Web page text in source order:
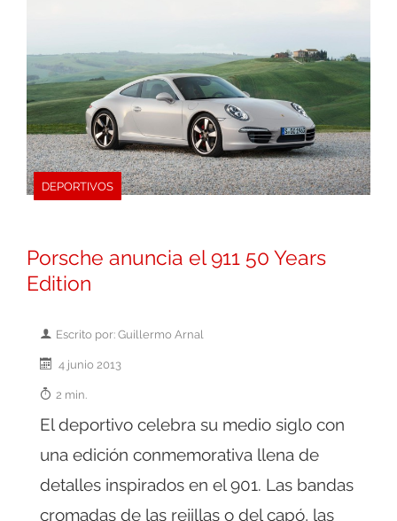
DEPORTIVOS
Porsche anuncia el 911 50 Years
Edition
Escrito por: Guillermo Arnal
4 junio 2013
2 min.
El deportivo celebra su medio siglo con
una edición conmemorativa llena de
detalles inspirados en el 901. Las bandas
cromadas de las rejillas o del capó, las